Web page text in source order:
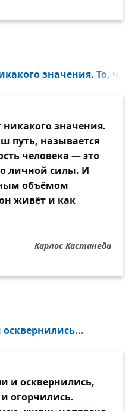
значения. То, что
значения.
путь, называется
человека — это
личной силы. И
объёмом
живёт и как
Карлос Кастанеда
осквернились,
огорчились.